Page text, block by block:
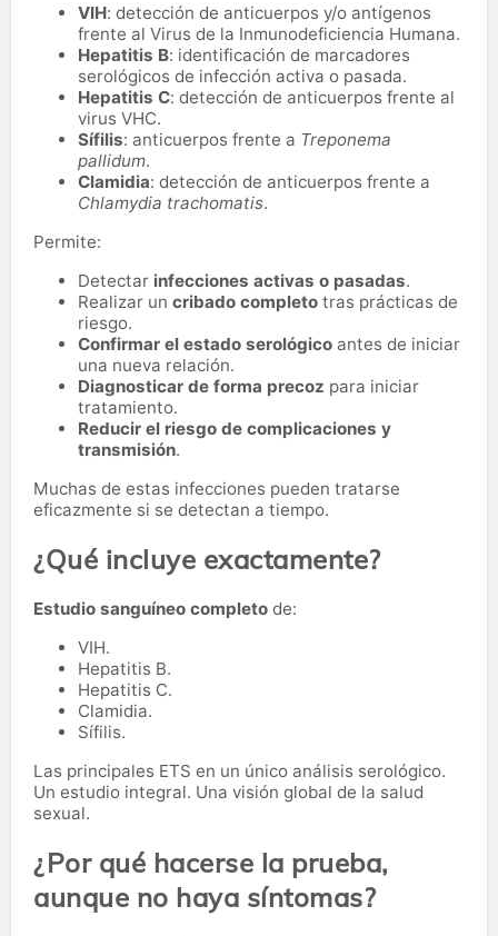
VIH: detección de anticuerpos y/o antígenos
frente al Virus de la Inmunodeficiencia Humana.
Hepatitis B: identificación de marcadores
serológicos de infección activa o pasada.
Hepatitis C: detección de anticuerpos frente al
virus VHC.
Sífilis: anticuerpos frente a Treponema
pallidum.
Clamidia: detección de anticuerpos frente a
Chlamydia trachomatis.
Permite:
Detectar infecciones activas o pasadas.
Realizar un cribado completo tras prácticas de
riesgo.
Confirmar el estado serológico antes de iniciar
una nueva relación.
Diagnosticar de forma precoz para iniciar
tratamiento.
Reducir el riesgo de complicaciones y
transmisión.
Muchas de estas infecciones pueden tratarse
eficazmente si se detectan a tiempo.
¿Qué incluye exactamente?
Estudio sanguíneo completo de:
VIH.
Hepatitis B.
Hepatitis C.
Clamidia.
Sífilis.
Las principales ETS en un único análisis serológico.
Un estudio integral. Una visión global de la salud
sexual.
¿Por qué hacerse la prueba,
aunque no haya síntomas?